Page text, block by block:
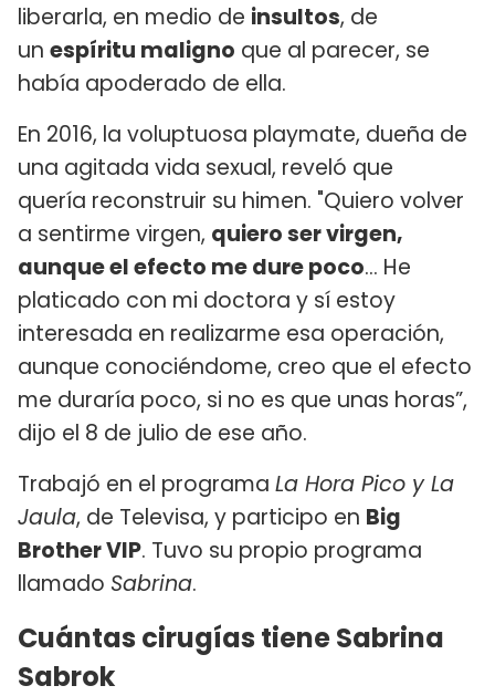
liberarla, en medio de insultos, de
un espíritu maligno que al parecer, se
había apoderado de ella.
En 2016, la voluptuosa playmate, dueña de
una agitada vida sexual, reveló que
quería reconstruir su himen. "Quiero volver
a sentirme virgen, quiero ser virgen,
aunque el efecto me dure poco... He
platicado con mi doctora y sí estoy
interesada en realizarme esa operación,
aunque conociéndome, creo que el efecto
me duraría poco, si no es que unas horas”,
dijo el 8 de julio de ese año.
Trabajó en el programa La Hora Pico y La
Jaula, de Televisa, y participo en Big
Brother VIP. Tuvo su propio programa
llamado Sabrina.
Cuántas cirugías tiene Sabrina
Sabrok